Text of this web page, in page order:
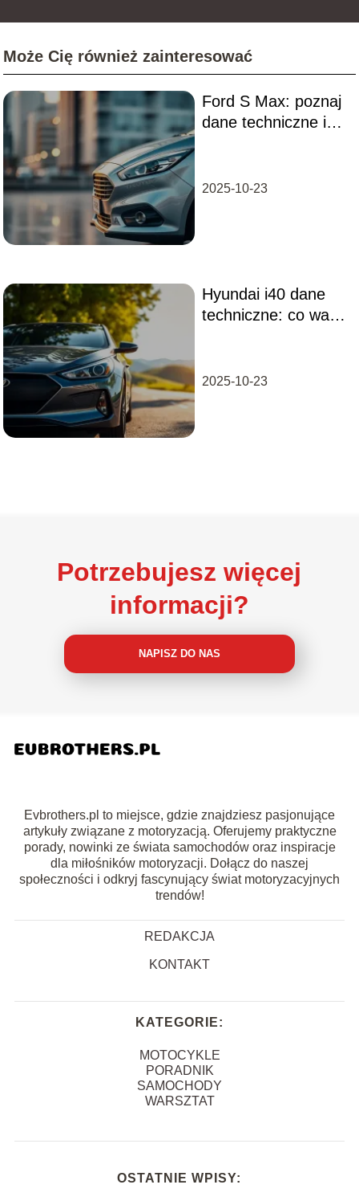
Może Cię również zainteresować
Ford S Max: poznaj
dane techniczne i
2025-10-23
Hyundai i40 dane
techniczne: co warto
2025-10-23
Potrzebujesz więcej
informacji?
NAPISZ DO NAS
Evbrothers.pl to miejsce, gdzie znajdziesz pasjonujące
artykuły związane z motoryzacją. Oferujemy praktyczne
porady, nowinki ze świata samochodów oraz inspiracje
dla miłośników motoryzacji. Dołącz do naszej
społeczności i odkryj fascynujący świat motoryzacyjnych
trendów!
REDAKCJA
KONTAKT
KATEGORIE:
MOTOCYKLE
PORADNIK
SAMOCHODY
WARSZTAT
OSTATNIE WPISY: